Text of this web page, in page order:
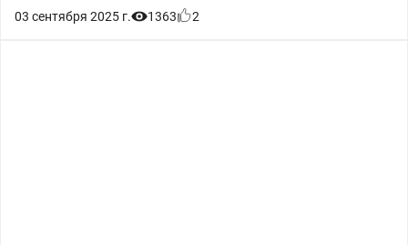
03 сентября 2025 г. 1363 2